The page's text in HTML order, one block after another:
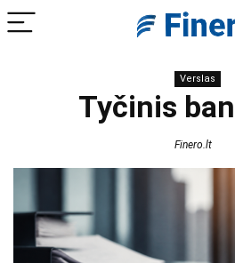
Verslas
Tyčinis
Finero.lt